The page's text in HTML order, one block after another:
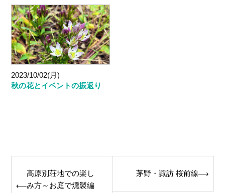
2023/10/02(月)
秋の花とイベントの振返り
Post
navigation
⟵
高原別荘地での楽し
み方～お庭で燻製編
茅野・諏訪 桜前線⟶